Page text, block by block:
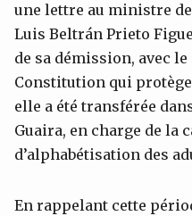
une lettre au ministre de
Luis Beltrán Prieto
de sa démission, avec
Constitution qui
elle a été transférée
Guaira, en charge de la
d’alphabétisation des
En rappelant cette